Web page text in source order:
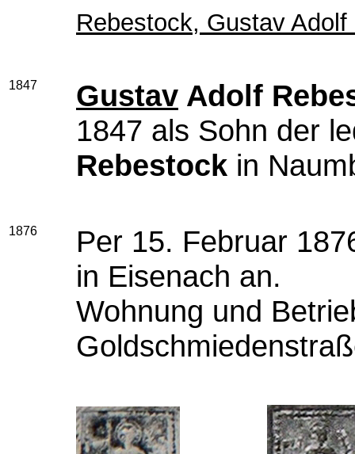
Rebestock, Gustav
1847 Gustav Adolf
1847 als Sohn der
Rebestock in
1876
Per 15. Februar
in Eisenach an.
Wohnung und